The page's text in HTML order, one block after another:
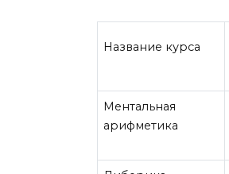
Название курса
Ментальная
арифметика